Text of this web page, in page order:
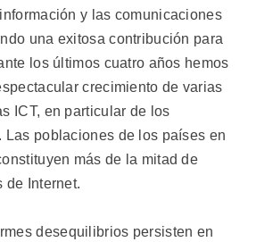
y las comunicaciones
una exitosa contribución para
los últimos cuatro años hemos
crecimiento de varias
ICT, en particular de los
Las poblaciones de los países en
más de la mitad de
de Internet.
desequilibrios persisten en